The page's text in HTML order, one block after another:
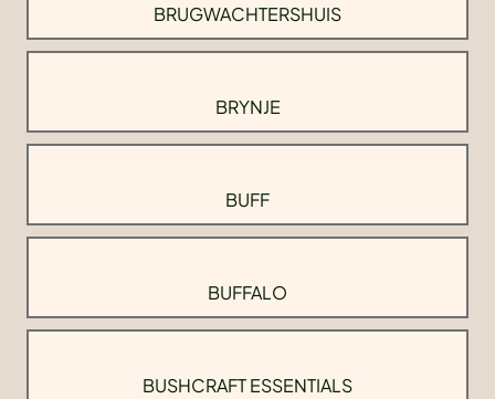
BRUGWACHTERSHUIS
BRYNJE
BUFF
BUFFALO
BUSHCRAFT ESSENTIALS